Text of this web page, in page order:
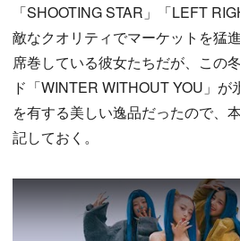
「SHOOTING STAR」「LEFT
敵なクオリティでマーケットを猛
席巻している彼女たちだが、この
ド「WINTER WITHOUT YOU」
を有する美しい逸品だったので、
記しておく。